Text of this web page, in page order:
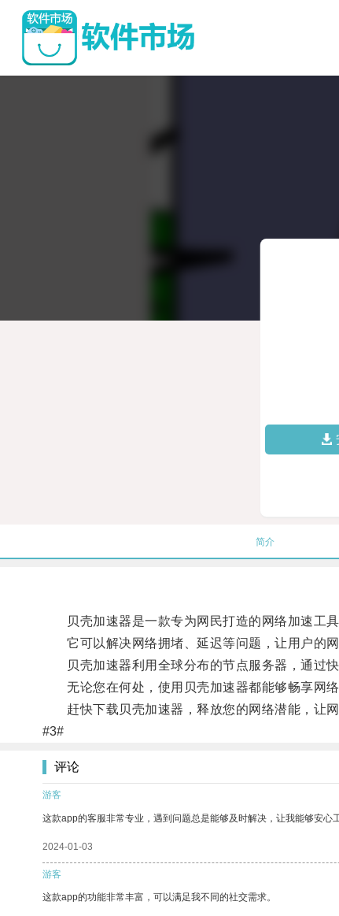
简介
贝壳加速器是一款专为网民打造的网络加速工具
它可以解决网络拥堵、延迟等问题，让用户的网
贝壳加速器利用全球分布的节点服务器，通过快
无论您在何处，使用贝壳加速器都能够畅享网络
赶快下载贝壳加速器，释放您的网络潜能，让网
#3#
评论
游客
这款app的客服非常专业，遇到问题总是能够及时解决，让我能够安心工
2024-01-03
游客
这款app的功能非常丰富，可以满足我不同的社交需求。